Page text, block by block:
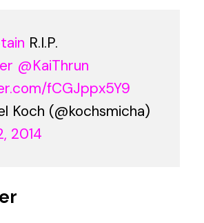
R.I.P.
@KaiThrun
fCGJppx5Y9
Koch (@kochsmicha)
2014